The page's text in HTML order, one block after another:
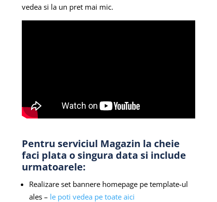
vedea si la un pret mai mic.
Pentru serviciul Magazin la cheie
faci plata o singura data si include
urmatoarele:
Realizare set bannere homepage pe template-ul
ales – le poti vedea pe toate aici